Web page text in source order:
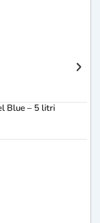
Blue – 5 litri